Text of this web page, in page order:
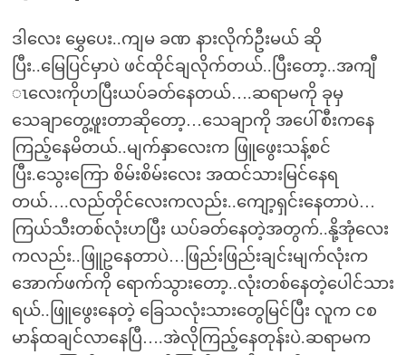
ဒါလေး မွှေပေး..ကျမ ခဏ နားလိုက်ဦးမယ် ဆို
ပြီး..မြေပြင်မှာပဲ ဖင်ထိုင်ချလိုက်တယ်..ပြီးတော့..အကျီ
ၤလေးကိုဟပြီးယပ်ခတ်နေတယ်….ဆရာမကို ခုမှ
သေချာတွေ့ဖူးတာဆိုတော့…သေချာကို အပေါ်စီးကနေ
ကြည့်နေမိတယ်..မျက်နှာလေးက ဖြူဖွေးသန့်စင်
ပြီး.သွေးကြော စိမ်းစိမ်းလေး အထင်သားမြင်နေရ
တယ်….လည်တိုင်လေးကလည်း..ကျော့ရှင်းနေတာပဲ…
ကြယ်သီးတစ်လုံးဟပြီး ယပ်ခတ်နေတဲ့အတွက်..နို့အုံလေး
ကလည်း..ဖြူဥနေတာပဲ…ဖြည်းဖြည်းချင်းမျက်လုံးက
အောက်ဖက်ကို ရောက်သွားတော့..လုံးတစ်နေတဲ့ပေါင်သား
ရယ်..ဖြူဖွေးနေတဲ့ ခြေသလုံးသားတွေမြင်ပြီး လူက ငစ
မာန်ထချင်လာနေပြီ….အဲလိုကြည့်နေတုန်းပဲ.ဆရာမက